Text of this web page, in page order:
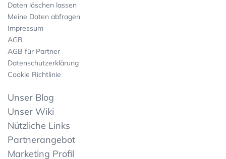
Daten löschen lassen
Meine Daten abfragen
Impressum
AGB
AGB für Partner
Datenschutzerklärung
Cookie Richtlinie
Unser Blog
Unser Wiki
Nützliche Links
Partnerangebot
Marketing Profil